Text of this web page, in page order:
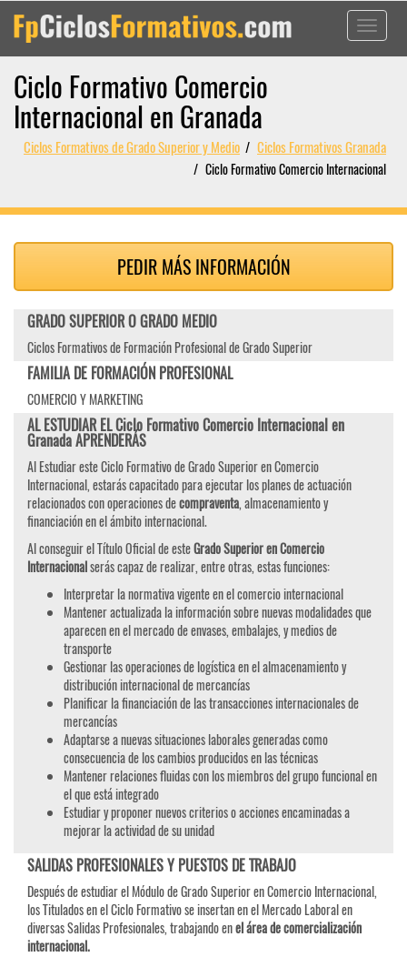
Toggle
Ciclo Formativo Comercio
Internacional en Granada
Ciclos Formativos de Grado Superior y Medio Ciclos Formativos Granada
Ciclo Formativo Comercio Internacional
PEDIR MÁS INFORMACIÓN
GRADO SUPERIOR O GRADO MEDIO
Ciclos Formativos de Formación Profesional de Grado Superior
FAMILIA DE FORMACIÓN PROFESIONAL
COMERCIO Y MARKETING
AL ESTUDIAR EL Ciclo Formativo Comercio Internacional en
Granada APRENDERÁS
Al Estudiar este Ciclo Formativo de Grado Superior en Comercio
Internacional, estarás capacitado para ejecutar los planes de actuación
relacionados con operaciones decompraventa, almacenamiento y
financiación en el ámbito internacional.
Al conseguir el Título Oficial de esteGrado Superior en Comercio
Internacionalserás capaz de realizar, entre otras, estas funciones:
Interpretar la normativa vigente en el comercio internacional
Mantener actualizada la información sobre nuevas modalidades que
aparecen en el mercado de envases, embalajes, y medios de
transporte
Gestionar las operaciones de logística en el almacenamiento y
distribución internacional de mercancías
Planificar la financiación de las transacciones internacionales de
mercancías
Adaptarse a nuevas situaciones laborales generadas como
consecuencia de los cambios producidos en las técnicas
Mantener relaciones fluidas con los miembros del grupo funcional en
el que está integrado
Estudiar y proponer nuevos criterios o acciones encaminadas a
mejorar la actividad de su unidad
SALIDAS PROFESIONALES Y PUESTOS DE TRABAJO
Después de estudiar el Módulo de Grado Superior en Comercio Internacional,
los Titulados en el Ciclo Formativo se insertan en el Mercado Laboral en
diversas Salidas Profesionales, trabajando enel área de comercialización
internacional.